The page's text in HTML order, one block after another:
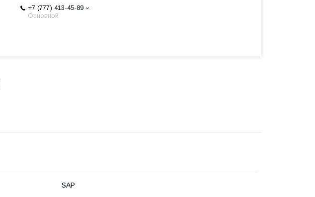
+7 (777) 413-45-89
Основной
SAP